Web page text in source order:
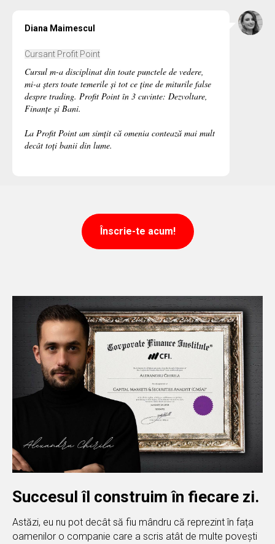
Diana Maimescul
Cursant Profit Point
Cursul m-a disciplinat din toate punctele de vedere,
mi-a șters toate temerile și tot ce ține de miturile false
despre trading. Profit Point în 3 cuvinte: Dezvoltare,
Finanțe și Bani.
La Profit Point am simțit că omenia contează mai mult
decât toți banii din lume.
Înscrie-te acum!
Succesul îl construim în fiecare zi.
Astăzi, eu nu pot decât să fiu mândru că reprezint în fața
oamenilor o companie care a scris atât de multe povești